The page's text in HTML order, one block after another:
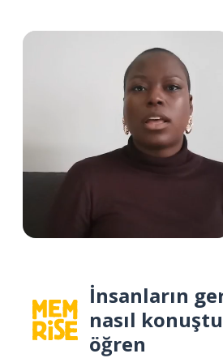
İnsanların
nasıl
öğren